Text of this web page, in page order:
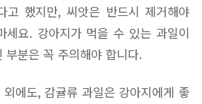
고 했지만, 씨앗은 반드시 제거해야
세요. 강아지가 먹을 수 있는 과일이
부분은 꼭 주의해야 합니다.
에도, 감귤류 과일은 강아지에게 좋